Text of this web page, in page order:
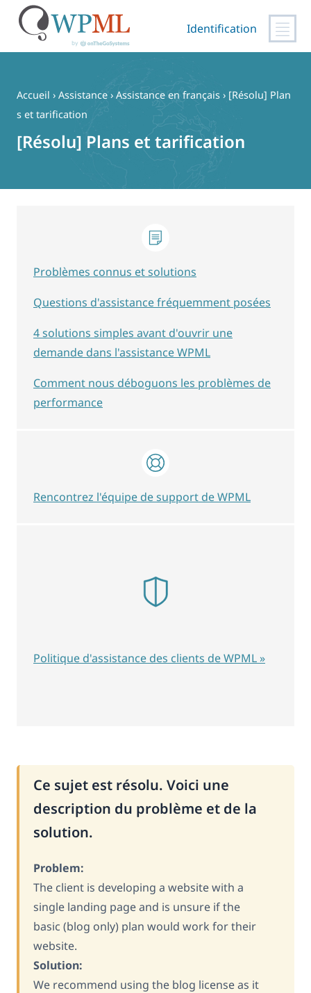
contenu
Identification
Accueil › Assistance › Assistance en français › [Résolu] Plan
s et tarification
[Résolu] Plans et tarification
Ce sujet est résolu. Voici une
description du problème et de la
solution.
Problem:
The client is developing a website with a
single landing page and is unsure if the
basic (blog only) plan would work for their
website.
Solution:
We recommend using the blog license as it
Problèmes connus et solutions
Questions d'assistance fréquemment posées
4 solutions simples avant d'ouvrir une
demande dans l'assistance WPML
Comment nous déboguons les problèmes de
performance
Rencontrez l'équipe de support de WPML
Politique d'assistance des clients de WPML »